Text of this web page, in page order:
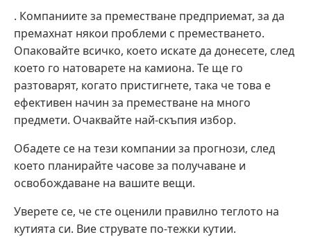
. Компаниите за преместване предприемат, за да
премахнат някои проблеми с преместването.
Опаковайте всичко, което искате да донесете, след
което го натоварете на камиона. Те ще го
разтоварят, когато пристигнете, така че това е
ефективен начин за преместване на много
предмети. Очаквайте най-скъпия избор.
Обадете се на тези компании за прогнози, след
което планирайте часове за получаване и
освобождаване на вашите вещи.
Уверете се, че сте оценили правилно теглото на
кутията си. Вие струвате по-тежки кутии.